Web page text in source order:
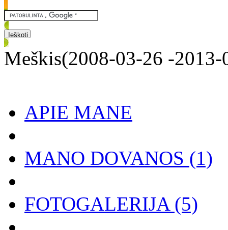
Meškis(2008-03-26 -2013-
APIE MANE
MANO DOVANOS (1)
FOTOGALERIJA(5)